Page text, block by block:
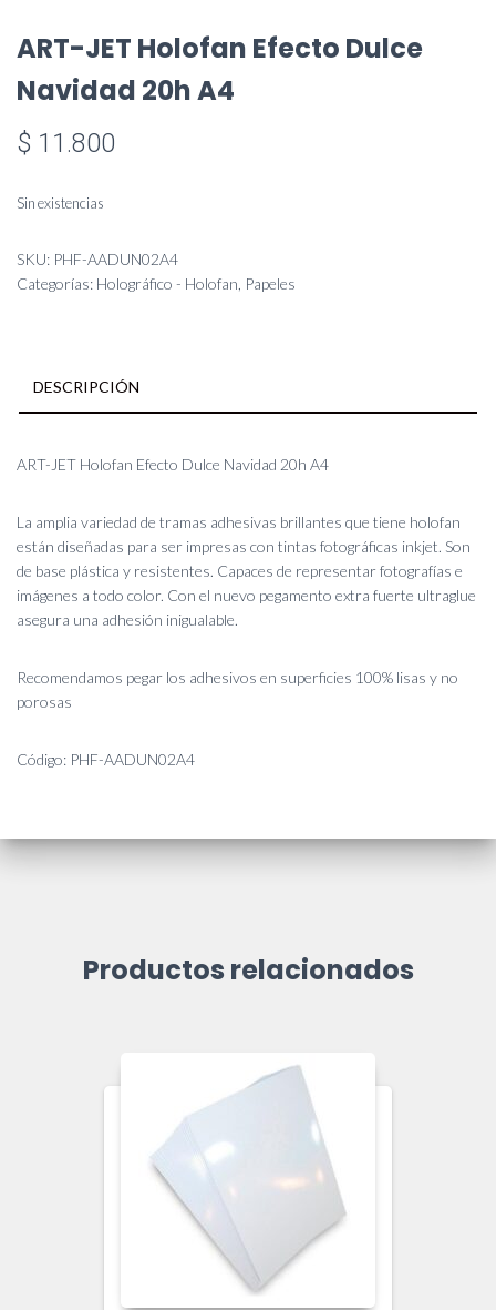
ART-JET Holofan Efecto Dulce
Navidad 20h A4
$ 11.800
Sin existencias
SKU: PHF-AADUN02A4
Categorías: Holográfico - Holofan Papeles
DESCRIPCIÓN
ART-JET Holofan Efecto Dulce Navidad 20h A4
La amplia variedad de tramas adhesivas brillantes que tiene holofan
están diseñadas para ser impresas con tintas fotográficas inkjet. Son
de base plástica y resistentes. Capaces de representar fotografías e
imágenes a todo color. Con el nuevo pegamento extra fuerte ultraglue
asegura una adhesión inigualable.
Recomendamos pegar los adhesivos en superficies 100% lisas y no
porosas
Código: PHF-AADUN02A4
Productos relacionados